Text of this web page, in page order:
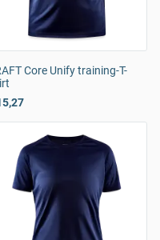
Core Unify training-T-